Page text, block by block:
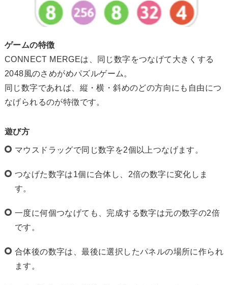
ゲームの特徴
CONNECT MERGEは、同じ数字をつなげて大きくする
2048風のさめがめパズルゲーム。
同じ数字であれば、縦・横・斜めのどの方向にも自由につ
なげられるのが特徴です。
遊び方
マウスドラッグで同じ数字を2個以上つなげます。
つなげた数字は1個に合体し、2倍の数字に変化しま
す。
一度に何個つなげても、完成する数字は元の数字の2倍
です。
合体後の数字は、最後に選択したパネルの場所に作られ
ます。